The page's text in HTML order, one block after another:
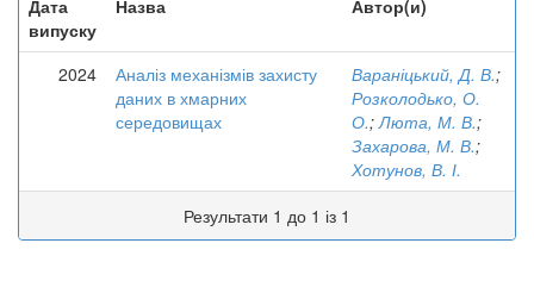
Дата
випуску
Назва Автор(и)
2024
Аналіз механізмів захисту
даних в хмарних
середовищах
Вараніцький, Д. В.;
Розколодько, О.
О.;Люта, М. В.;
Захарова, М. В.;
Хотунов, В. І.
Результати 1 до 1 із 1